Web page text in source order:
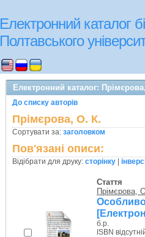
Електронний каталог
Полтавського
Електронний каталог:
До списку авторів
Прімєрова, О. К.
Сортувати за: заголовком
Пов'язані описи:
Відібрати для друку: сторінку
Стаття
Прімєрова,
б.р.
ISBN